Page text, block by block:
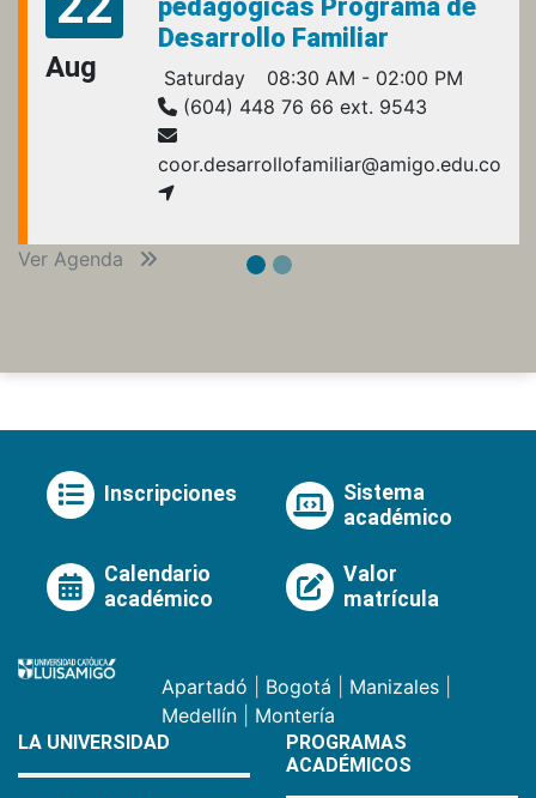
Aug
pedagógicas Programa de
Desarrollo Familiar
Saturday
08:30 AM - 02:00 PM
(604) 448 76 66 ext. 9543
coor.desarrollofamiliar@amigo.edu.co
Ver Agenda
Inscripciones
Sistema
académico
Calendario
académico
Valor
matrícula
Apartadó Bogotá Manizales
Medellín
Montería
LA UNIVERSIDAD
PROGRAMAS
ACADÉMICOS